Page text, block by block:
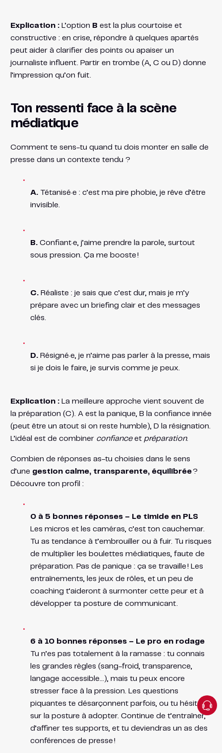
Explication :L’option B est la plus courtoise et
constructive : en crise, répondre à quelques apartés
peut aider à clarifier des points ou apaiser un
journaliste influent. Partir en trombe (A, C ou D) donne
l’impression qu’on fuit.
Ton ressenti face à la scène
médiatique
Comment te sens-tu quand tu dois monter en salle de
presse dans un contexte tendu ?
A.Tétanisé·e : c’est ma pire phobie, je rêve d’être
invisible.
B.Confiant·e, j’aime prendre la parole, surtout
sous pression. Ça me booste !
C.Réaliste : je sais que c’est dur, mais je m’y
prépare avec un briefing clair et des messages
clés.
D.Résigné·e, je n’aime pas parler à la presse, mais
si je dois le faire, je survis comme je peux.
Explication :La meilleure approche vient souvent de
la préparation (C). A est la panique, B la confiance innée
(peut être un atout si on reste humble), D la résignation.
L’idéal est de combiner confianceet préparation.
Combien de réponses as-tu choisies dans le sens
d’une gestion calme, transparente, équilibrée?
Découvre ton profil :
0 à 5 bonnes réponses – Le timide en PLS
Les micros et les caméras, c’est ton cauchemar.
Tu as tendance à t’embrouiller ou à fuir. Tu risques
de multiplier les boulettes médiatiques, faute de
préparation. Pas de panique : ça se travaille ! Les
entraînements, les jeux de rôles, et un peu de
coaching t’aideront à surmonter cette peur et à
développer ta posture de communicant.
6 à 10 bonnes réponses – Le pro en rodage
Tu n’es pas totalement à la ramasse : tu connais
les grandes règles (sang-froid, transparence,
langage accessible…), mais tu peux encore
stresser face à la pression. Les questions
piquantes te désarçonnent parfois, ou tu hésites
sur la posture à adopter. Continue de t’entraîner,
d’affiner tes supports, et tu deviendras un as des
conférences de presse !